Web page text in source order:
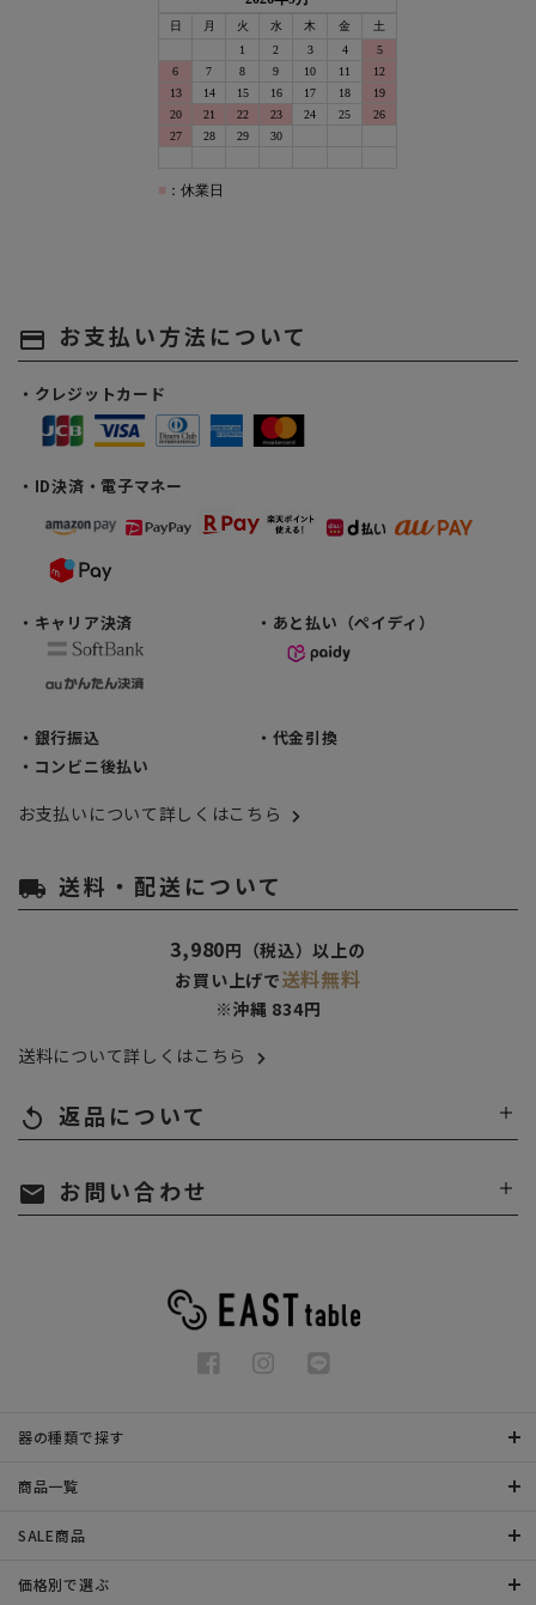
payment お支払い方法について
・クレジットカード
・ID決済・電子マネー
・キャリア決済 ・あと払い（ペイディ）
・銀行振込
・代金引換
・コンビニ後払い
お支払いについて詳しくはこちら
local_shipping 送料・配送について
3,980円（税込）以上の
お買い上げで送料無料
※沖縄 834円
送料について詳しくはこちら
replay 返品について
mail お問い合わせ
器の種類で探す
商品一覧
SALE商品
価格別で選ぶ